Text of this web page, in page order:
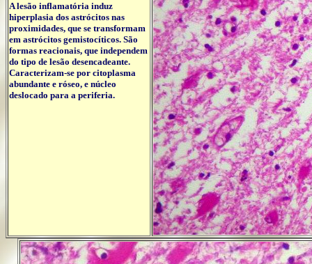
A lesão inflamatória induz
hiperplasia dos astrócitos nas
proximidades, que se transformam
em astrócitos gemistocíticos. São
formas reacionais, que independem
do tipo de lesão desencadeante.
Caracterizam-se por citoplasma
abundante e róseo, e núcleo
deslocado para a periferia.